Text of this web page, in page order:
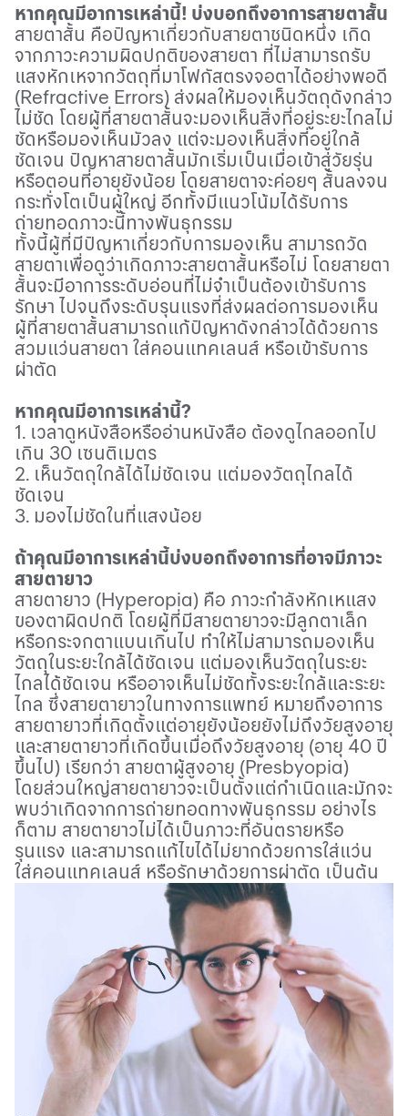
หากคุณมีอาการเหล่านี้! บ่งบอกถึงอาการสายตาสั้น
สายตาสั้น คือปัญหาเกี่ยวกับสายตาชนิดหนึ่ง เกิด
จากภาวะความผิดปกติของสายตา ที่ไม่สามารถรับ
แสงหักเหจากวัตถุที่มาโฟกัสตรงจอตาได้อย่างพอดี
(Refractive Errors) ส่งผลให้มองเห็นวัตถุดังกล่าว
ไม่ชัด โดยผู้ที่สายตาสั้นจะมองเห็นสิ่งที่อยู่ระยะไกลไม่
ชัดหรือมองเห็นมัวลง แต่จะมองเห็นสิ่งที่อยู่ใกล้
ชัดเจน ปัญหาสายตาสั้นมักเริ่มเป็นเมื่อเข้าสู่วัยรุ่น
หรือตอนที่อายุยังน้อย โดยสายตาจะค่อยๆ สั้นลงจน
กระทั่งโตเป็นผู้ใหญ่ อีกทั้งมีแนวโน้มได้รับการ
ถ่ายทอดภาวะนี้ทางพันธุกรรม
ทั้งนี้ผู้ที่มีปัญหาเกี่ยวกับการมองเห็น สามารถวัด
สายตาเพื่อดูว่าเกิดภาวะสายตาสั้นหรือไม่ โดยสายตา
สั้นจะมีอาการระดับอ่อนที่ไม่จำเป็นต้องเข้ารับการ
รักษา ไปจนถึงระดับรุนแรงที่ส่งผลต่อการมองเห็น
ผู้ที่สายตาสั้นสามารถแก้ปัญหาดังกล่าวได้ด้วยการ
สวมแว่นสายตา ใส่คอนแทคเลนส์ หรือเข้ารับการ
ผ่าตัด
หากคุณมีอาการเหล่านี้?
1. เวลาดูหนังสือหรืออ่านหนังสือ ต้องดูไกลออกไป
เกิน 30 เซนติเมตร
2. เห็นวัตถุใกล้ได้ไม่ชัดเจน แต่มองวัตถุไกลได้
ชัดเจน
3. มองไม่ชัดในที่แสงน้อย
ถ้าคุณมีอาการเหล่านี้บ่งบอกถึงอาการที่อาจมีภาวะ
สายตายาว
สายตายาว (Hyperopia) คือ ภาวะกำลังหักเหแสง
ของตาผิดปกติ โดยผู้ที่มีสายตายาวจะมีลูกตาเล็ก
หรือกระจกตาแบนเกินไป ทำให้ไม่สามารถมองเห็น
วัตถุในระยะใกล้ได้ชัดเจน แต่มองเห็นวัตถุในระยะ
ไกลได้ชัดเจน หรืออาจเห็นไม่ชัดทั้งระยะใกล้และระยะ
ไกล ซึ่งสายตายาวในทางการแพทย์ หมายถึงอาการ
สายตายาวที่เกิดตั้งแต่อายุยังน้อยยังไม่ถึงวัยสูงอายุ
และสายตายาวที่เกิดขึ้นเมื่อถึงวัยสูงอายุ (อายุ 40 ปี
ขึ้นไป) เรียกว่า สายตาผู้สูงอายุ (Presbyopia)
โดยส่วนใหญ่สายตายาวจะเป็นตั้งแต่กำเนิดและมักจะ
พบว่าเกิดจากการถ่ายทอดทางพันธุกรรม อย่างไร
ก็ตาม สายตายาวไม่ได้เป็นภาวะที่อันตรายหรือ
รุนแรง และสามารถแก้ไขได้ไม่ยากด้วยการใส่แว่น
ใส่คอนแทคเลนส์ หรือรักษาด้วยการผ่าตัด เป็นต้น